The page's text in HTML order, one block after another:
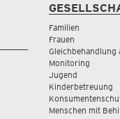
Familien
Frauen
Monitoring
Jugend
Kinderbetreuung
Menschen mit